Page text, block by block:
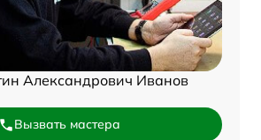
Александрович Иванов
Вызвать мастера